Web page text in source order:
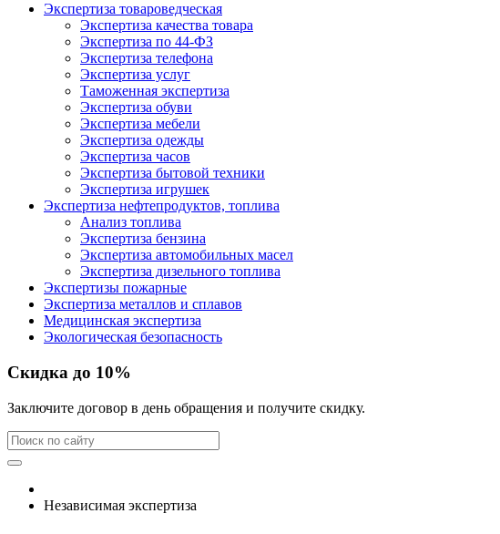
Экспертиза товароведческая
Экспертиза качества товара
Экспертиза по 44-ФЗ
Экспертиза телефона
Экспертиза услуг
Таможенная экспертиза
Экспертиза обуви
Экспертиза мебели
Экспертиза одежды
Экспертиза часов
Экспертиза бытовой техники
Экспертиза игрушек
Экспертиза нефтепродуктов, топлива
Анализ топлива
Экспертиза бензина
Экспертиза автомобильных масел
Экспертиза дизельного топлива
Экспертизы пожарные
Экспертиза металлов и сплавов
Медицинская экспертиза
Экологическая безопасность
Скидка до 10%
Заключите договор в день обращения и получите скидку.
Независимая экспертиза